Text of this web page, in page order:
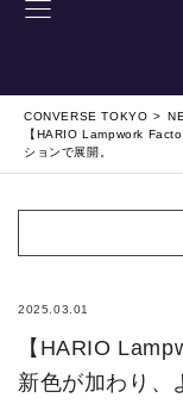
CONVERSE TOKYO
【HARIO Lampwork
ションで展開。
2025.03.01
【HARIO
新色が加わり、